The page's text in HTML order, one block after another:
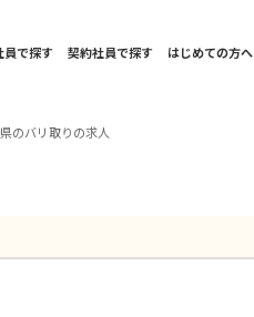
員で探す 契約社員で探す はじめての方へ
のバリ取りの求人